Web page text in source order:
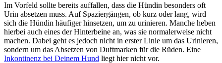
Im Vorfeld sollte bereits auffallen, dass die Hündin besonders oft
Urin absetzen muss. Auf Spaziergängen, ob kurz oder lang, wird
sich die Hündin häufiger hinsetzen, um zu urinieren. Manche heben
hierbei auch eines der Hinterbeine an, was sie normalerweise nicht
machen. Dabei geht es jedoch nicht in erster Linie um das Urinieren,
sondern um das Absetzen von Duftmarken für die Rüden. Eine
Inkontinenz bei Deinem Hund liegt hier nicht vor.